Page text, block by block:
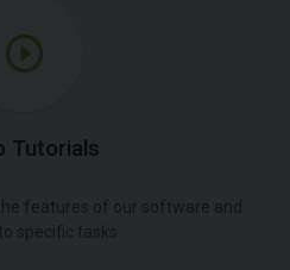
Tutorials
features of our software and
specific tasks.